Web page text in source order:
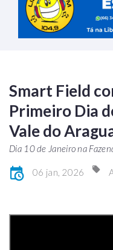
Smart Field
Primeiro Dia
Vale do
Dia 10 de Janeiro na
06 jan, 2026